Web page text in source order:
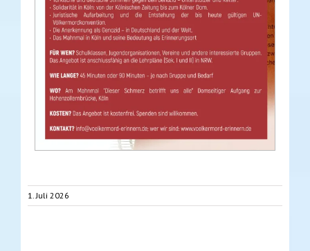
1. Juli 2026